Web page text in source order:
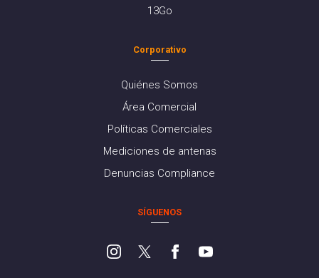
13Go
Corporativo
Quiénes Somos
Área Comercial
Políticas Comerciales
Mediciones de antenas
Denuncias Compliance
SÍGUENOS